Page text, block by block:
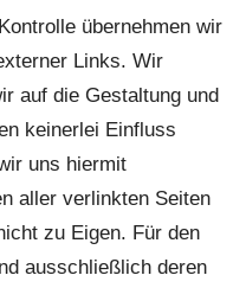
übernehmen wir
Links. Wir
auf die Gestaltung und
keinerlei Einfluss
uns hiermit
aller verlinkten Seiten
zu Eigen. Für den
ausschließlich deren